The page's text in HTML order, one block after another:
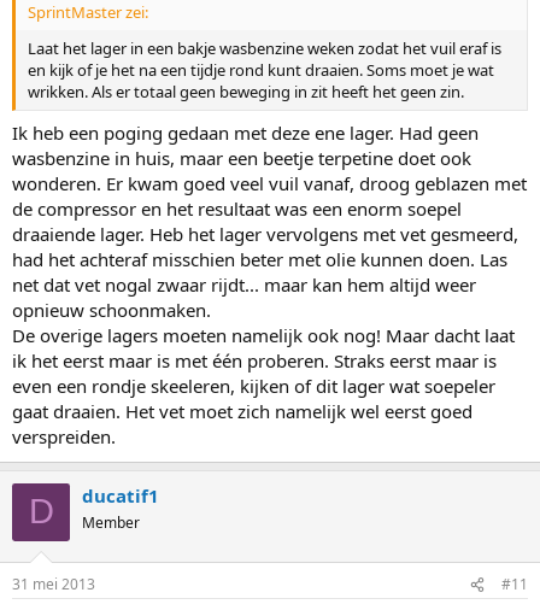
SprintMaster zei:
Laat het lager in een bakje wasbenzine weken zodat het vuil eraf is
en kijk of je het na een tijdje rond kunt draaien. Soms moet je wat
wrikken. Als er totaal geen beweging in zit heeft het geen zin.
Ik heb een poging gedaan met deze ene lager. Had geen
wasbenzine in huis, maar een beetje terpetine doet ook
wonderen. Er kwam goed veel vuil vanaf, droog geblazen met
de compressor en het resultaat was een enorm soepel
draaiende lager. Heb het lager vervolgens met vet gesmeerd,
had het achteraf misschien beter met olie kunnen doen. Las
net dat vet nogal zwaar rijdt... maar kan hem altijd weer
opnieuw schoonmaken.
De overige lagers moeten namelijk ook nog! Maar dacht laat
ik het eerst maar is met één proberen. Straks eerst maar is
even een rondje skeeleren, kijken of dit lager wat soepeler
gaat draaien. Het vet moet zich namelijk wel eerst goed
verspreiden.
D ducatif1
Member
31 mei 2013 #11